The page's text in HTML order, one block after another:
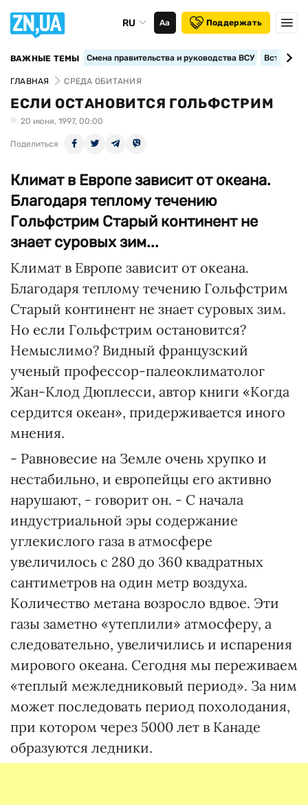
RU Аа Поддержать
ВАЖНЫЕ ТЕМЫ Смена правительства и руководства ВСУ
ГЛАВНАЯ СРЕДА ОБИТАНИЯ
ЕСЛИ ОСТАНОВИТСЯ ГОЛЬФСТРИМ
20 июня, 1997, 00:00
Поделиться
Климат в Европе зависит от океана.
Благодаря теплому течению
Гольфстрим Старый континент не
знает суровых зим...
Климат в Европе зависит от океана.
Благодаря теплому течению Гольфстрим
Старый континент не знает суровых зим.
Но если Гольфстрим остановится?
Немыслимо? Видный французский
ученый профессор-палеоклиматолог
Жан-Клод Дюплесси, автор книги «Когда
сердится океан», придерживается иного
мнения.
- Равновесие на Земле очень хрупко и
нестабильно, и европейцы его активно
нарушают, - говорит он. - С начала
индустриальной эры содержание
углекислого газа в атмосфере
увеличилось с 280 до 360 квадратных
сантиметров на один метр воздуха.
Количество метана возросло вдвое. Эти
газы заметно «утеплили» атмосферу, а
следовательно, увеличились и испарения
мирового океана. Сегодня мы переживаем
«теплый межледниковый период». За ним
может последовать период похолодания,
при котором через 5000 лет в Канаде
образуются ледники.